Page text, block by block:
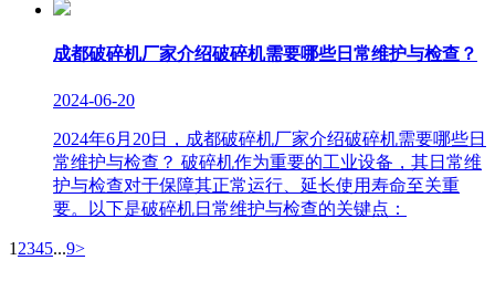
成都破碎机厂家介绍破碎机需要哪些日常维护与检查？
2024-06-20
2024年6月20日，成都破碎机厂家介绍破碎机需要哪些日
常维护与检查？ 破碎机作为重要的工业设备，其日常维
护与检查对于保障其正常运行、延长使用寿命至关重
要。以下是破碎机日常维护与检查的关键点：
1 2345...9>